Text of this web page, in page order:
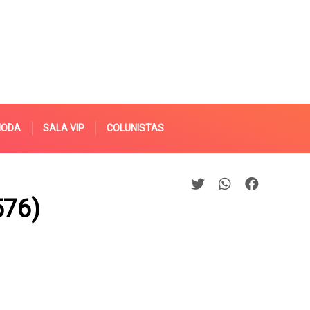
SALA VIP COLUNISTAS